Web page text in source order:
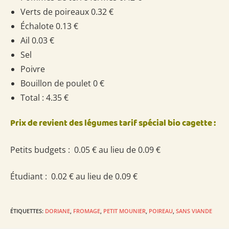
Verts de poireaux 0.32 €
Échalote 0.13 €
Ail 0.03 €
Sel
Poivre
Bouillon de poulet 0 €
Total : 4.35 €
Prix de revient des légumes tarif spécial bio cagette :
Petits budgets : 0.05 € au lieu de 0.09 €
Étudiant : 0.02 € au lieu de 0.09 €
ÉTIQUETTES: DORIANE FROMAGE PETIT MOUNIER POIREAU SANS VIANDE